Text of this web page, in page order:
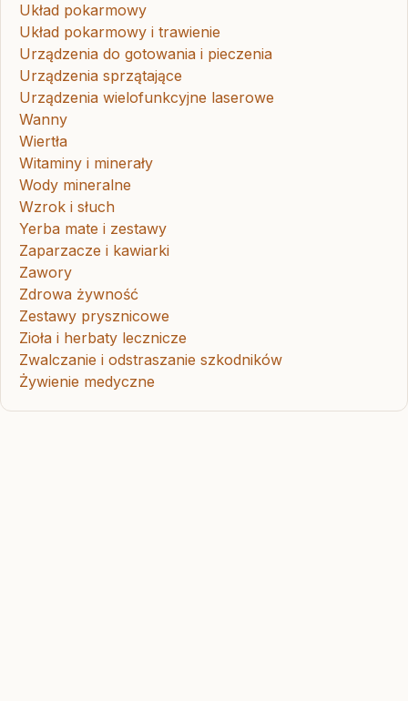
Układ pokarmowy
Układ pokarmowy i trawienie
Urządzenia do gotowania i pieczenia
Urządzenia sprzątające
Urządzenia wielofunkcyjne laserowe
Wanny
Wiertła
Witaminy i minerały
Wody mineralne
Wzrok i słuch
Yerba mate i zestawy
Zaparzacze i kawiarki
Zawory
Zdrowa żywność
Zestawy prysznicowe
Zioła i herbaty lecznicze
Zwalczanie i odstraszanie szkodników
Żywienie medyczne